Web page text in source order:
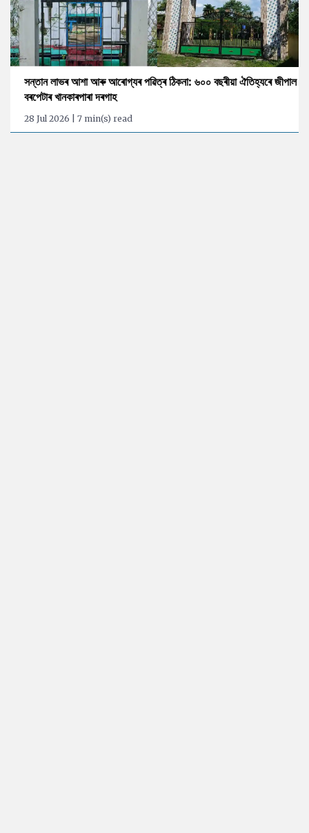
সন্তান লাভৰ আশা আৰু আৰোগ্যৰ পৱিত্ৰ ঠিকনা: ৬০০ বছৰীয়া ঐতিহ্যৰে জীপাল
বৰপেটাৰ খানকাৰপাৰা দৰগাহ
28 Jul 2026 | 7 min(s) read